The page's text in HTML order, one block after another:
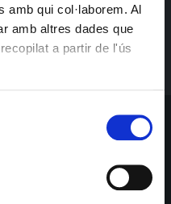
amb qui col·laborem. Al
amb altres dades que
a partir de l'ús
sobre eventos, ventas y